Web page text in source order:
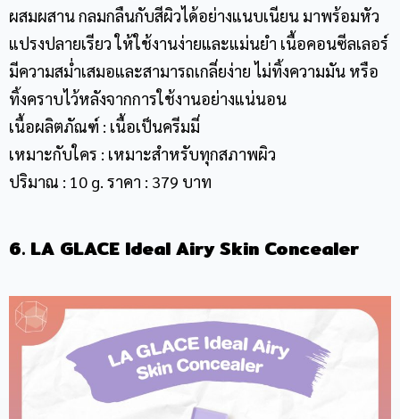
ผสมผสาน กลมกลืนกับสีผิวได้อย่างแนบเนียน มาพร้อมหัว
แปรงปลายเรียว ให้ใช้งานง่ายและแม่นยำ เนื้อคอนซีลเลอร์
มีความสม่ำเสมอและสามารถเกลี่ยง่าย ไม่ทิ้งความมัน หรือ
ทิ้งคราบไว้หลังจากการใช้งานอย่างแน่นอน
เนื้อผลิตภัณฑ์ : เนื้อเป็นครีมมี่
เหมาะกับใคร : เหมาะสำหรับทุกสภาพผิว
ปริมาณ : 10 g. ราคา : 379 บาท
6. LA GLACE Ideal Airy Skin Concealer